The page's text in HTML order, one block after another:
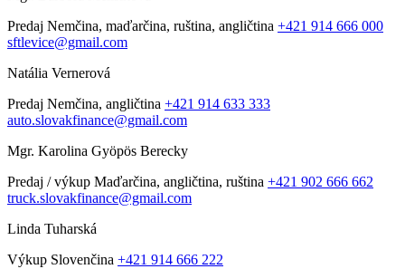
Predaj Nemčina, maďarčina, ruština, angličtina +421 914 666 000
sftlevice@gmail.com
Natália Vernerová
Predaj Nemčina, angličtina +421 914 633 333
auto.slovakfinance@gmail.com
Mgr. Karolina Gyöpös Berecky
Predaj / výkup Maďarčina, angličtina, ruština +421 902 666 662
truck.slovakfinance@gmail.com
Linda Tuharská
Výkup Slovenčina +421 914 666 222